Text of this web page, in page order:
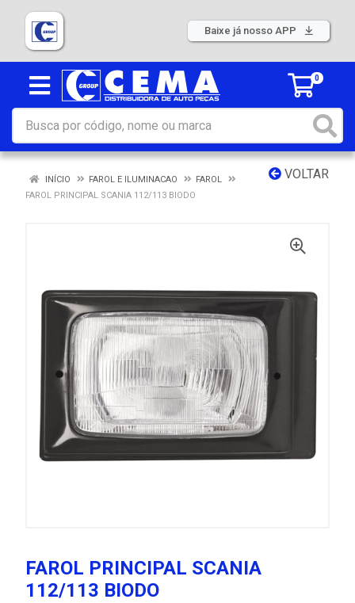
Baixe já nosso APP
0
VOLTAR
INÍCIO FAROL E ILUMINACAO
FAROL
FAROL PRINCIPAL SCANIA 112/113 BIODO
FAROL PRINCIPAL SCANIA
112/113 BIODO